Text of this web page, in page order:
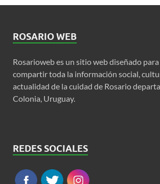
ROSARIO WEB
Rosarioweb es un sitio web diseñado
compartir toda la información social,
actualidad de la cuidad de Rosario
Colonia, Uruguay.
REDES SOCIALES